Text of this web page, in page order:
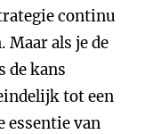
continu
Maar als je de
de kans
tot een
essentie van